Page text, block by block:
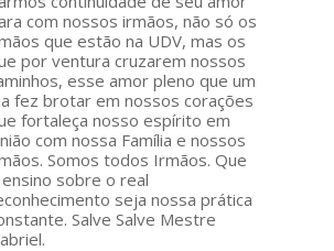
com nossos irmãos, não só os
que estão na UDV, mas os
por ventura cruzarem nossos
esse amor pleno que um
fez brotar em nossos corações
fortaleça nosso espírito em
com nossa Família e nossos
Somos todos Irmãos. Que
sobre o real
seja nossa prática
Salve Salve Mestre